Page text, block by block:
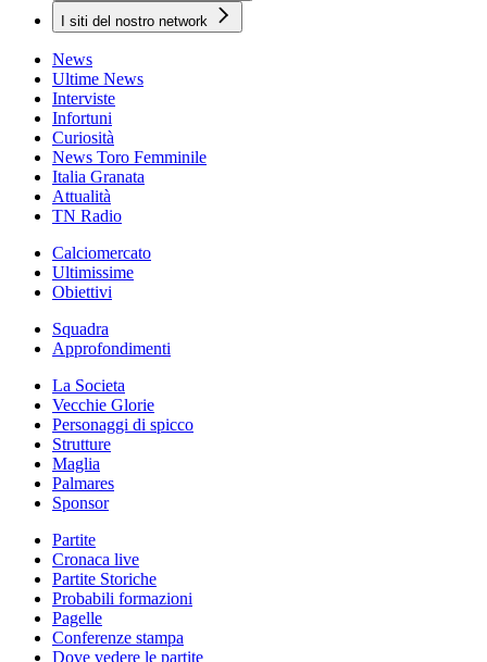
I siti del nostro network
News
Ultime News
Interviste
Infortuni
Curiosità
News Toro Femminile
Italia Granata
Attualità
TN Radio
Calciomercato
Ultimissime
Obiettivi
Squadra
Approfondimenti
La Societa
Vecchie Glorie
Personaggi di spicco
Strutture
Maglia
Palmares
Sponsor
Partite
Cronaca live
Partite Storiche
Probabili formazioni
Pagelle
Conferenze stampa
Dove vedere le partite